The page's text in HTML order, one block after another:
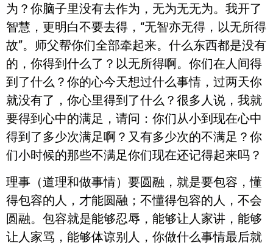
为？你脑子里没有去作为，无为无无为。我开了
智慧，更明白不要去得，“无智亦无得，以无所得
故”。师父帮你们全部牵起来。什么东西都是没有
的，你得到什么了？以无所得啊。你们在人间得
到了什么？你的心今天想过什么事情，过两天你
就没有了，你心里得到了什么？很多人说，我就
要得到心中的满足，请问：你们从小到现在心中
得到了多少次满足啊？又有多少次的不满足？你
们小时候的那些不满足你们现在还记得起来吗？
理事（道理和做事情）要圆融，就是要包容，懂
得包容的人，才能圆融；不懂得包容的人，不会
圆融。包容就是能够忍辱，能够让人家讲，能够
让人家骂，能够体谅别人，你做什么事情最后就